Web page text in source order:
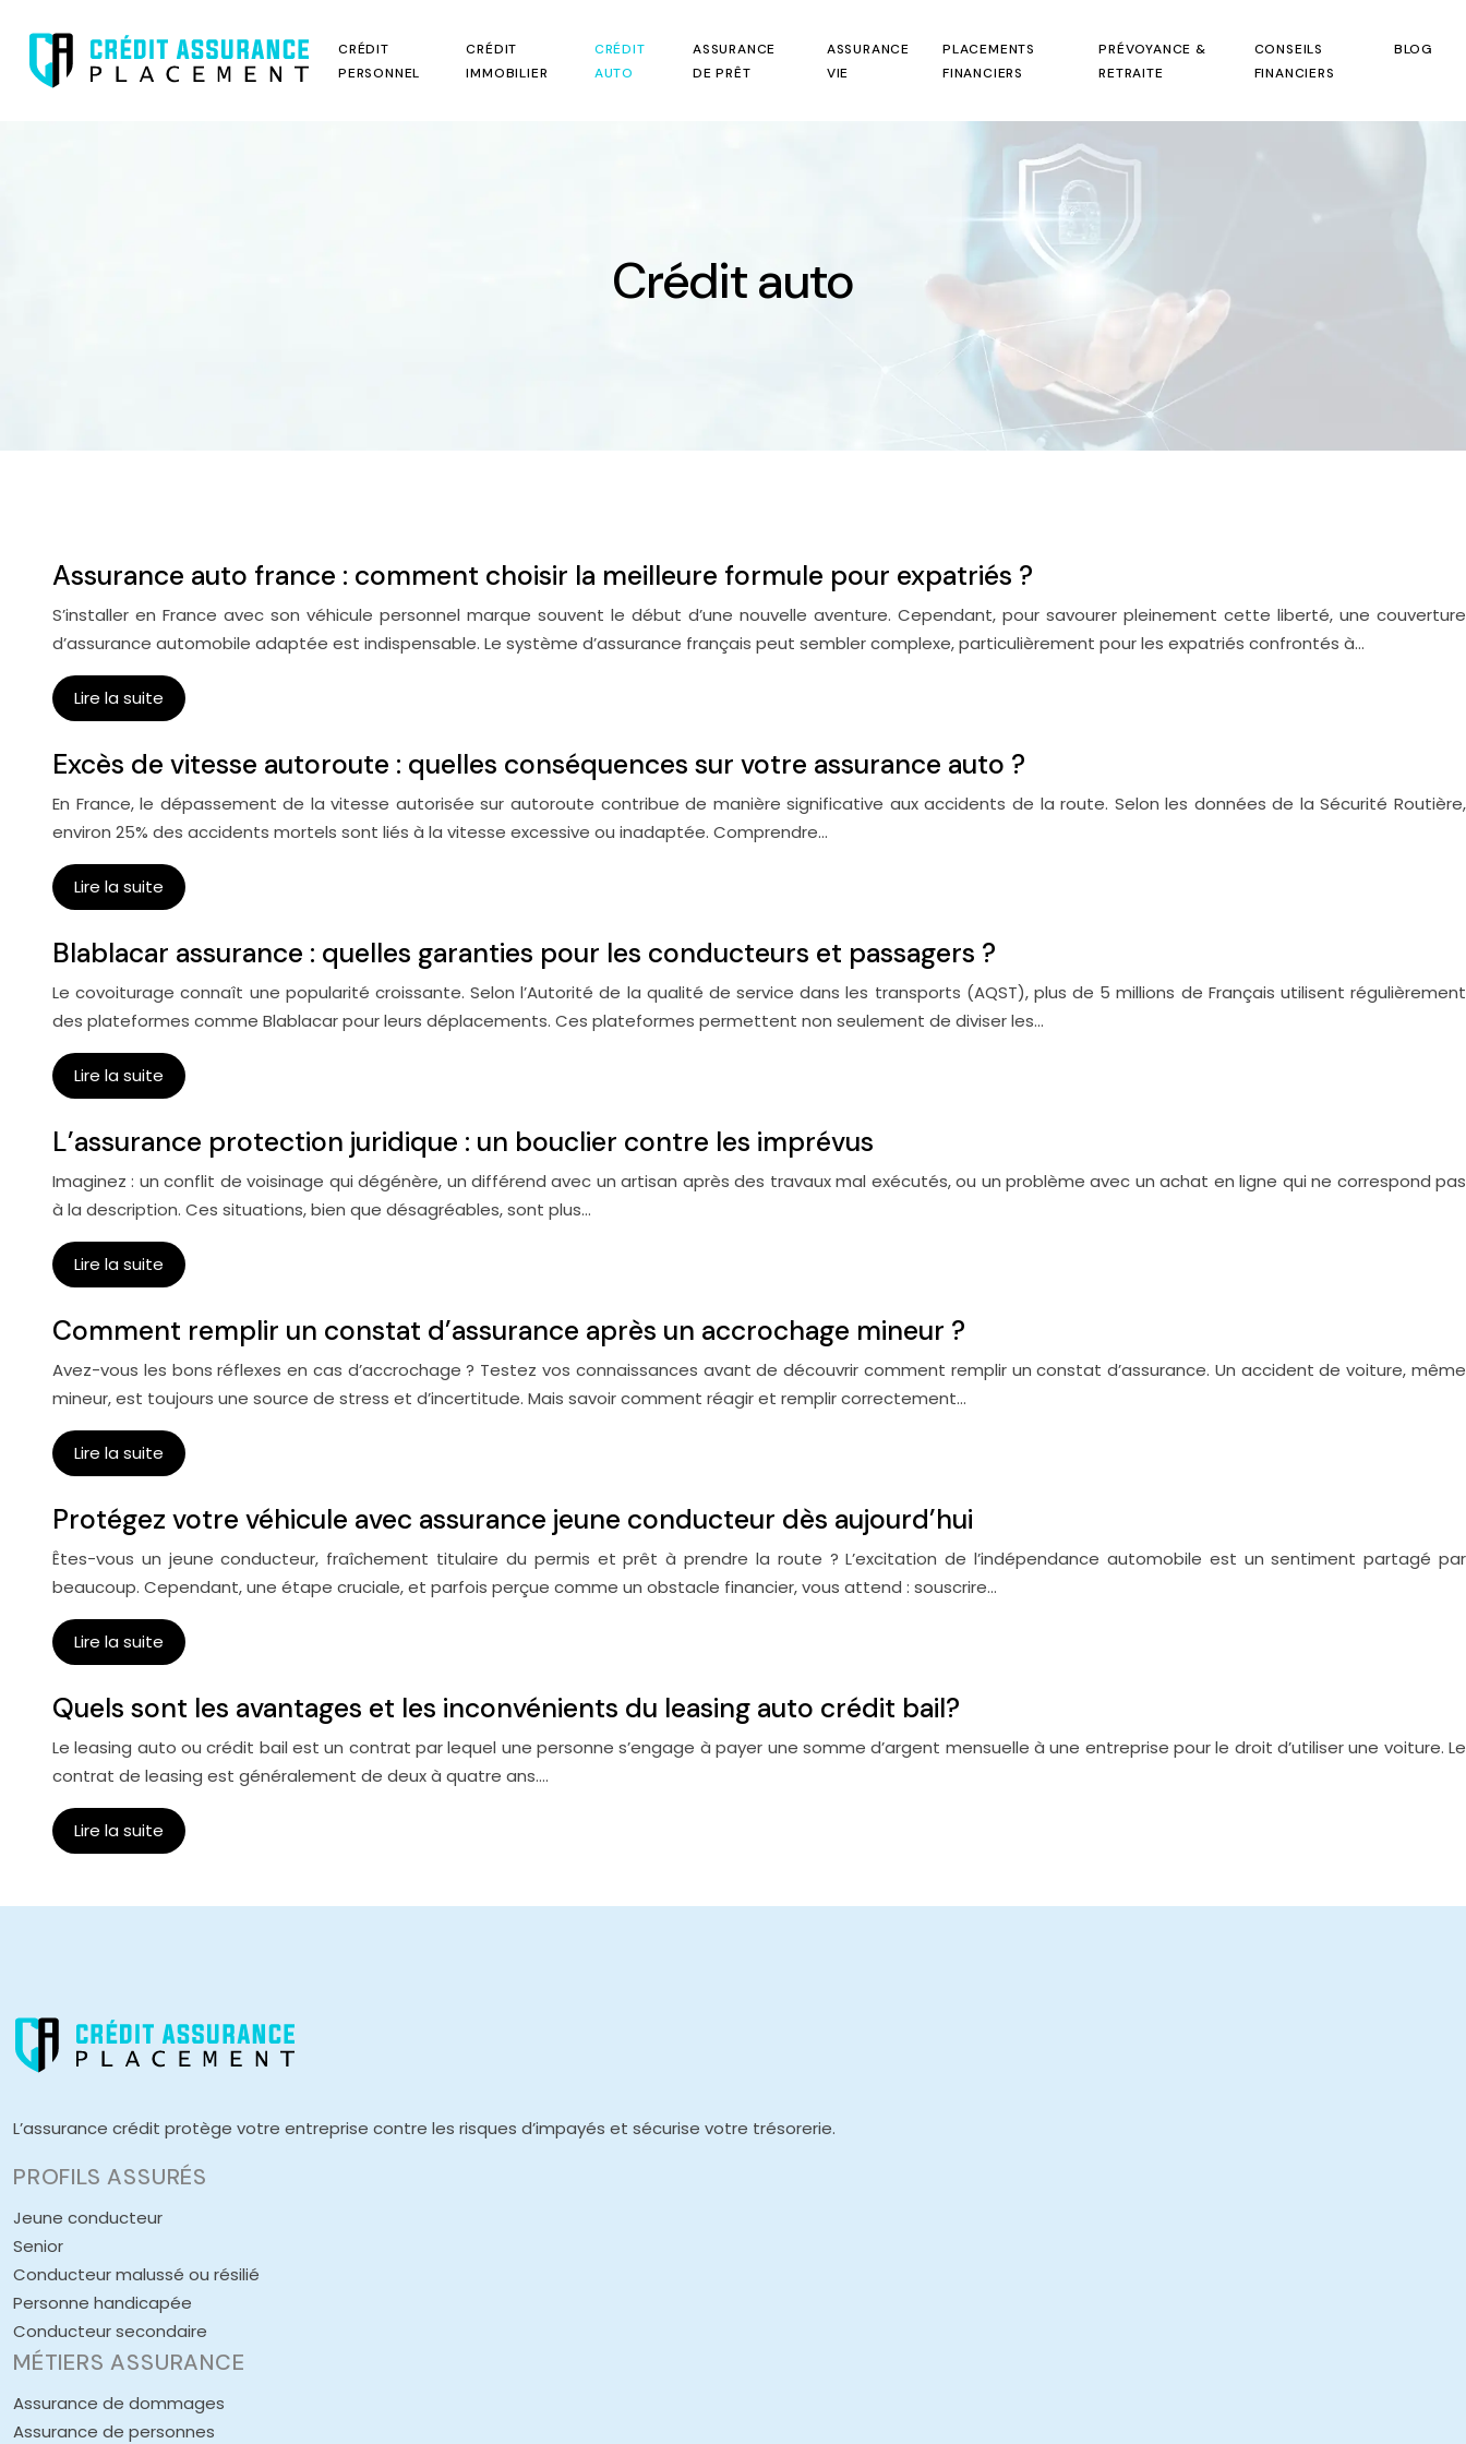
CRÉDIT
PERSONNEL
CRÉDIT
IMMOBILIER
CRÉDIT
AUTO
ASSURANCE
DE PRÊT
ASSURANCE
VIE
PLACEMENTS
FINANCIERS
PRÉVOYANCE &
RETRAITE
CONSEILS
FINANCIERS
BLOG
Crédit auto
Assurance auto france : comment choisir la meilleure formule pour expatriés ?
S’installer en France avec son véhicule personnel marque souvent le début d’une nouvelle aventure. Cependant, pour savourer pleinement cette liberté, une couverture
d’assurance automobile adaptée est indispensable. Le système d’assurance français peut sembler complexe, particulièrement pour les expatriés confrontés à…
Lire la suite
Excès de vitesse autoroute : quelles conséquences sur votre assurance auto ?
En France, le dépassement de la vitesse autorisée sur autoroute contribue de manière significative aux accidents de la route. Selon les données de la Sécurité Routière,
environ 25% des accidents mortels sont liés à la vitesse excessive ou inadaptée. Comprendre…
Lire la suite
Blablacar assurance : quelles garanties pour les conducteurs et passagers ?
Le covoiturage connaît une popularité croissante. Selon l’Autorité de la qualité de service dans les transports (AQST), plus de 5 millions de Français utilisent régulièrement
des plateformes comme Blablacar pour leurs déplacements. Ces plateformes permettent non seulement de diviser les…
Lire la suite
L’assurance protection juridique : un bouclier contre les imprévus
Imaginez : un conflit de voisinage qui dégénère, un différend avec un artisan après des travaux mal exécutés, ou un problème avec un achat en ligne qui ne correspond pas
à la description. Ces situations, bien que désagréables, sont plus…
Lire la suite
Comment remplir un constat d’assurance après un accrochage mineur ?
Avez-vous les bons réflexes en cas d’accrochage ? Testez vos connaissances avant de découvrir comment remplir un constat d’assurance. Un accident de voiture, même
mineur, est toujours une source de stress et d’incertitude. Mais savoir comment réagir et remplir correctement…
Lire la suite
Protégez votre véhicule avec assurance jeune conducteur dès aujourd’hui
Êtes-vous un jeune conducteur, fraîchement titulaire du permis et prêt à prendre la route ? L’excitation de l’indépendance automobile est un sentiment partagé par
beaucoup. Cependant, une étape cruciale, et parfois perçue comme un obstacle financier, vous attend : souscrire…
Lire la suite
Quels sont les avantages et les inconvénients du leasing auto crédit bail?
Le leasing auto ou crédit bail est un contrat par lequel une personne s’engage à payer une somme d’argent mensuelle à une entreprise pour le droit d’utiliser une voiture. Le
contrat de leasing est généralement de deux à quatre ans….
Lire la suite
L’assurance crédit protège votre entreprise contre les risques d’impayés et sécurise votre trésorerie.
PROFILS ASSURÉS
Jeune conducteur
Senior
Conducteur malussé ou résilié
Personne handicapée
Conducteur secondaire
MÉTIERS ASSURANCE
Assurance de dommages
Assurance de personnes